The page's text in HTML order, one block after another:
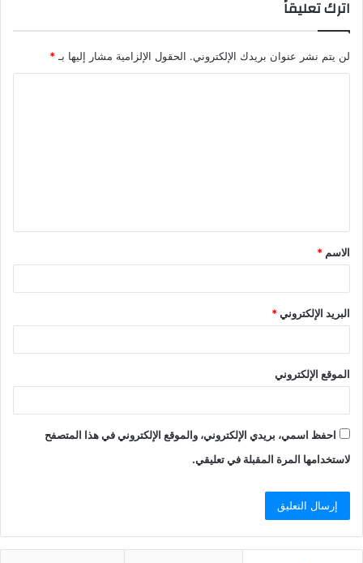
اترك تعليقاً
لن يتم نشر عنوان بريدك الإلكتروني. الحقول الإلزامية مشار إليها بـ*
الاسم *
البريد الإلكتروني*
الموقع الإلكتروني
احفظ اسمي، بريدي الإلكتروني، والموقع الإلكتروني في هذا المتصفح
لاستخدامها المرة المقبلة في تعليقي.